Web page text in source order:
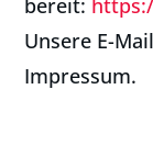
bereit:
Unsere E-
Impressum.